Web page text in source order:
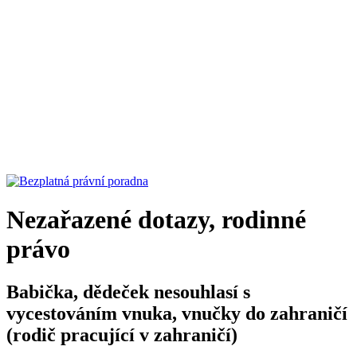
Nezařazené dotazy, rodinné
právo
Babička, dědeček nesouhlasí s
vycestováním vnuka, vnučky do zahraničí
(rodič pracující v zahraničí)